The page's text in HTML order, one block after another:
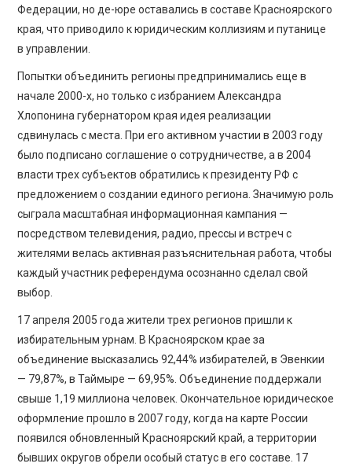
Федерации, но де-юре оставались в составе Красноярского
края, что приводило к юридическим коллизиям и путанице
в управлении.
Попытки объединить регионы предпринимались еще в
начале 2000-х, но только с избранием Александра
Хлопонина губернатором края идея реализации
сдвинулась с места. При его активном участии в 2003 году
было подписано соглашение о сотрудничестве, а в 2004
власти трех субъектов обратились к президенту РФ с
предложением о создании единого региона. Значимую роль
сыграла масштабная информационная кампания —
посредством телевидения, радио, прессы и встреч с
жителями велась активная разъяснительная работа, чтобы
каждый участник референдума осознанно сделал свой
выбор.
17 апреля 2005 года жители трех регионов пришли к
избирательным урнам. В Красноярском крае за
объединение высказались 92,44% избирателей, в Эвенкии
— 79,87%, в Таймыре — 69,95%. Объединение поддержали
свыше 1,19 миллиона человек. Окончательное юридическое
оформление прошло в 2007 году, когда на карте России
появился обновленный Красноярский край, а территории
бывших округов обрели особый статус в его составе. 17